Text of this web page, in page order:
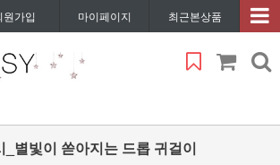
원가입 마이페이지 최근본상품
_별빛이 쏟아지는 드롭 귀걸이